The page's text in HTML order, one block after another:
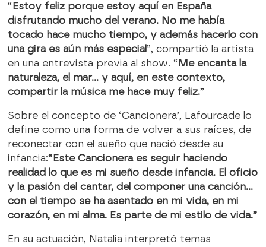
“ Estoy feliz porque estoy aquí en España
disfrutando mucho del verano. No me había
tocado hace mucho tiempo, y además hacerlo con
una gira es aún más especial”, compartió la artista
en una entrevista previa al show. “ Me encanta la
naturaleza, el mar... y aquí, en este contexto,
compartir la música me hace muy feliz.”
Sobre el concepto de ‘Cancionera’, Lafourcade lo
define como una forma de volver a sus raíces, de
reconectar con el sueño que nació desde su
infancia:“Este Cancionera es seguir haciendo
realidad lo que es mi sueño desde infancia. El oficio
y la pasión del cantar, del componer una canción...
con el tiempo se ha asentado en mi vida, en mi
corazón, en mi alma. Es parte de mi estilo de vida.”
En su actuación, Natalia interpretó temas